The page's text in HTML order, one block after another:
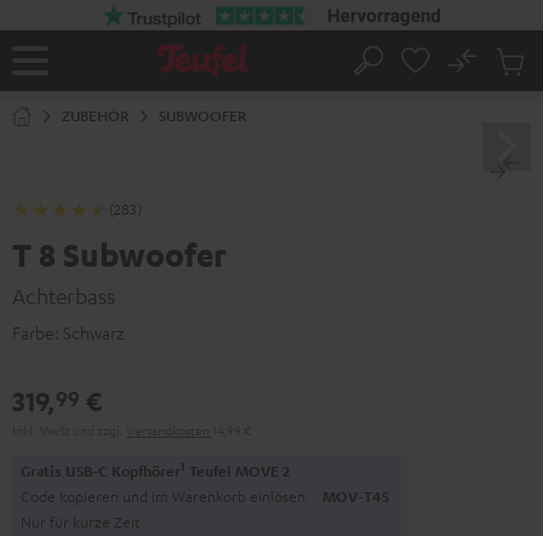
Startseite
Suche
No
ZUBEHÖR SUBWOOFER
(283)
T 8 Subwoofer
Achterbass
Farbe: Schwarz
319,99 €
Gratis USB-C Kopfhörer1 Teufel MOVE 2
Code kopieren und im Warenkorb einlösen. MOV-T4S
Nur für kurze Zeit